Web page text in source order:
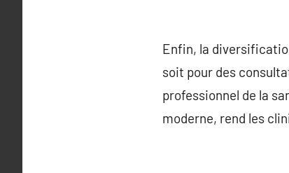
Enfin, la
soit pour des
professionnel de la
moderne, rend les